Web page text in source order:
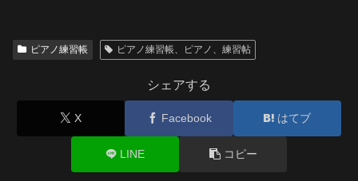
ピアノ練習帳 ピアノ練習帳、ピアノ、練習帖
シェアする
X Facebook はてブ
LINE コピー